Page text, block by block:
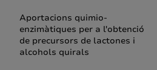
Aportacions quimio-
enzimàtiques per a l'obtenció
de precursors de lactones i
alcohols quirals